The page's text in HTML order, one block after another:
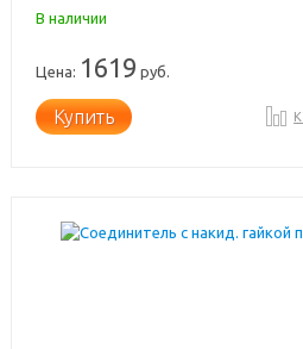
В наличии
Цена: 1619 руб.
Купить